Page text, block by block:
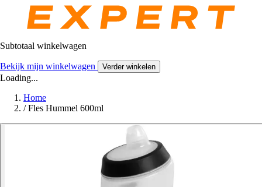
Subtotaal winkelwagen
Bekijk mijn winkelwagen Verder winkelen
Loading...
Home
/ Fles Hummel 600ml